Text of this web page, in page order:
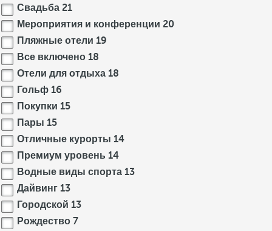
Свадьба 21
Мероприятия и конференции 20
Пляжные отели 19
Все включено 18
Отели для отдыха 18
Гольф 16
Покупки 15
Пары 15
Отличные курорты 14
Премиум уровень 14
Водные виды спорта 13
Дайвинг 13
Городской 13
Рождество 7